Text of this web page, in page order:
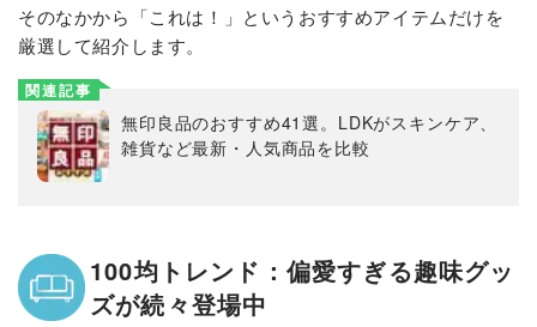
そのなかから「これは！」というおすすめアイテムだけを
厳選して紹介します。
関連記事
無印良品のおすすめ41選。LDKがスキンケア、
雑貨など最新・人気商品を比較
100均トレンド：偏愛すぎる趣味グッ
ズが続々登場中